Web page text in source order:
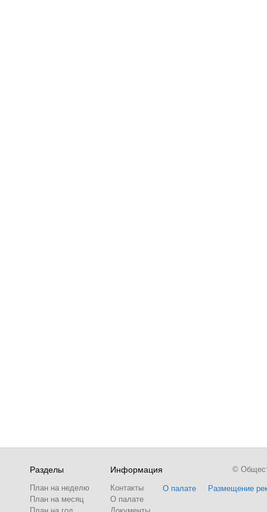
Разделы
План на неделю
План на месяц
Информация
Контакты
О палате
О палате Размещение
©